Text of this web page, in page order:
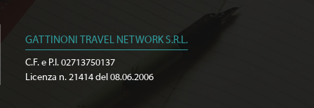
GATTINONI TRAVEL NETWORK S.R.L.
C.F. e P.I. 02713750137
Licenza n. 21414 del 08.06.2006